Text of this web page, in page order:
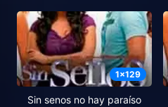
1x129
Sin senos no hay paraíso